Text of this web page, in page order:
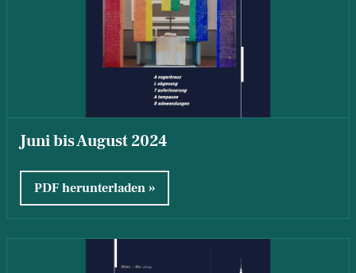
Juni bis August 2024
PDF herunterladen